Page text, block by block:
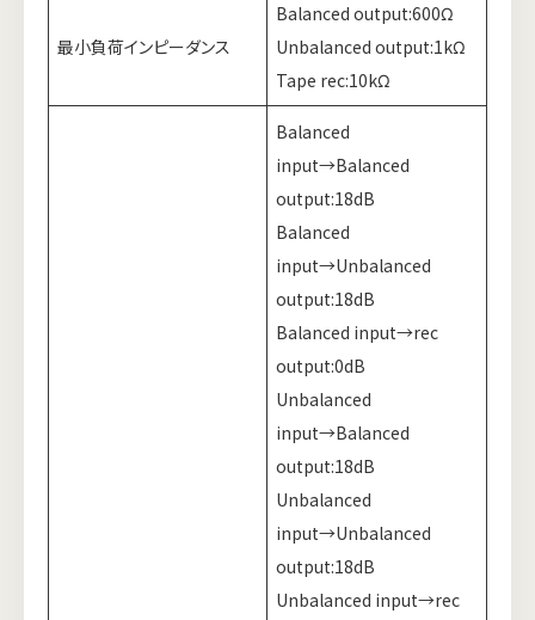
最小負荷インピーダンス
Balanced output:600Ω
Unbalanced output:1kΩ
Tape rec:10kΩ
Balanced
input→Balanced
output:18dB
Balanced
input→Unbalanced
output:18dB
Balanced input→rec
output:0dB
Unbalanced
input→Balanced
output:18dB
Unbalanced
input→Unbalanced
output:18dB
Unbalanced input→rec